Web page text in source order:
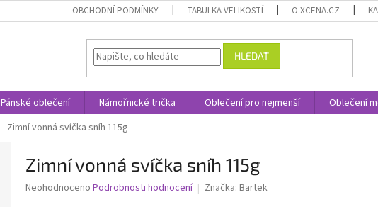
OBCHODNÍ PODMÍNKY TABULKA VELIKOSTÍ O XCENA.CZ
HLEDAT
Pánské oblečení Námořnické trička Oblečení pro nejmenší Oblečení
Zimní vonná svíčka sníh 115g
Zimní vonná svíčka sníh 115g
Průměrné
Neohodnoceno Podrobnosti hodnocení Značka: Bartek